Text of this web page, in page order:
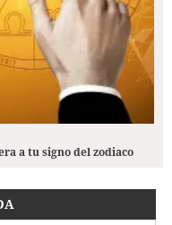
a tu signo del zodiaco